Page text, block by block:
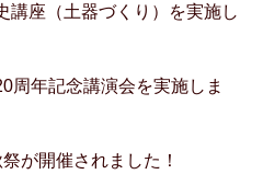
講座（土器づくり）を実施し
周年記念講演会を実施しま
祭が開催されました！